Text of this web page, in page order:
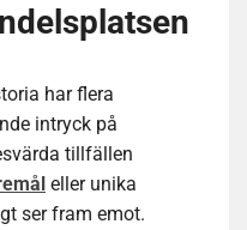
har flera
intryck på
tillfällen
eller unika
ser fram emot.